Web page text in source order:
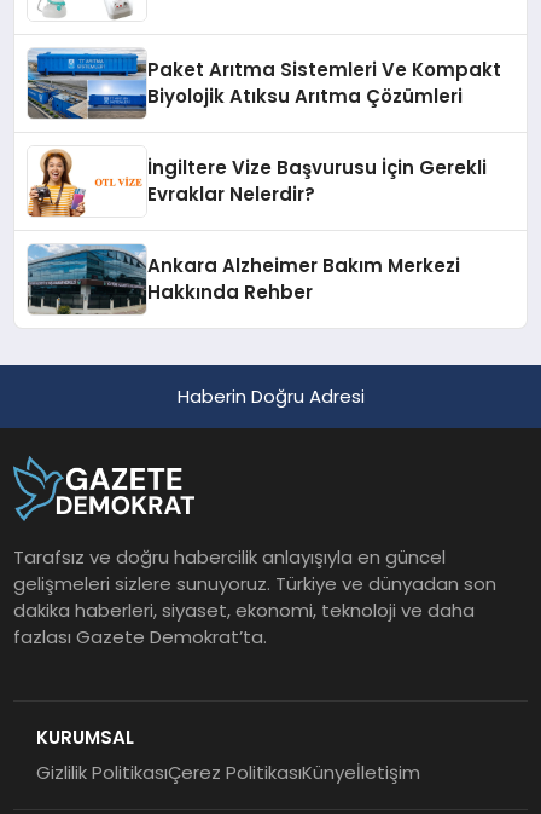
Paket Arıtma Sistemleri Ve Kompakt
Biyolojik Atıksu Arıtma Çözümleri
İngiltere Vize Başvurusu İçin Gerekli
Evraklar Nelerdir?
Ankara Alzheimer Bakım Merkezi
Hakkında Rehber
Haberin Doğru Adresi
Tarafsız ve doğru habercilik anlayışıyla en güncel
gelişmeleri sizlere sunuyoruz. Türkiye ve dünyadan son
dakika haberleri, siyaset, ekonomi, teknoloji ve daha
fazlası Gazete Demokrat’ta.
KURUMSAL
Gizlilik PolitikasıÇerez PolitikasıKünyeİletişim